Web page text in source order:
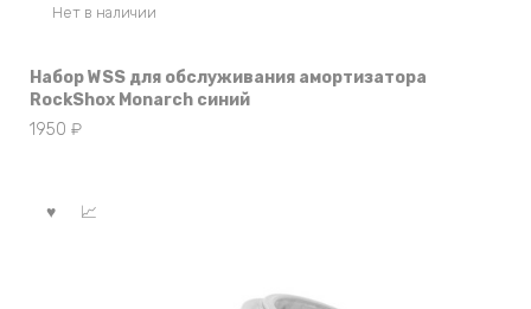
Нет в наличии
Набор WSS для обслуживания амортизатора
RockShox Monarch синий
1950 ₽